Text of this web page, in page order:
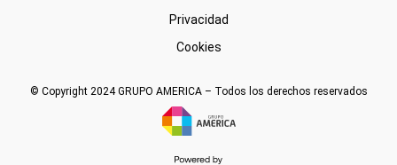
Privacidad
Cookies
© Copyright 2024 GRUPO AMERICA – Todos los derechos reservados